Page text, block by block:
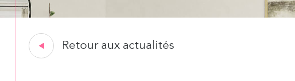
Retour aux actualités